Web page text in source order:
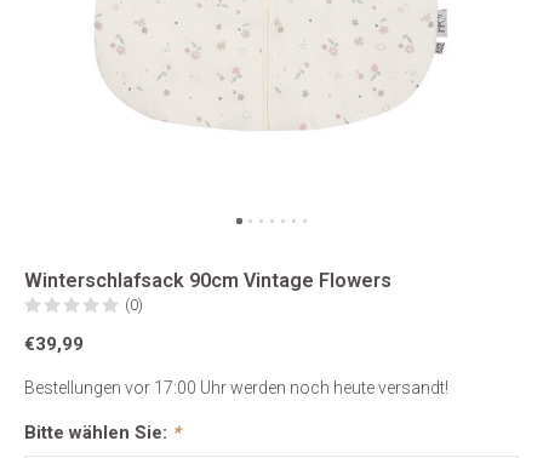
Winterschlafsack 90cm Vintage Flowers
(0)
€39,99
Bestellungen vor 17:00 Uhr werden noch heute versandt!
Bitte wählen Sie: *